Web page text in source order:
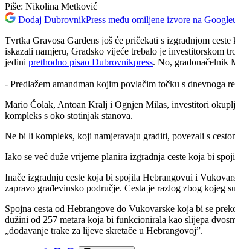
Piše: Nikolina Metković
Dodaj DubrovnikPress među omiljene izvore na
Tvrtka Gravosa Gardens još će pričekati s izgradnjom
iskazali namjeru, Gradsko vijeće trebalo je investitorskom
jedini prethodno pisao Dubrovnikpress. No, gradonačelnik
- Predlažem amandman kojim povlačim točku s dnevnoga
Mario Čolak, Antoan Kralj i Ognjen Milas, investitori
kompleks s oko stotinjak stanova.
Ne bi li kompleks, koji namjeravaju graditi, povezali s
Iako se već duže vrijeme planira izgradnja ceste koja bi
Inače izgradnju ceste koja bi spojila Hebrangovui i
zapravo građevinsko područje. Cesta je razlog zbog kojeg
Spojna cesta od Hebrangove do Vukovarske koja bi se
dužini od 257 metara koja bi funkcionirala kao slijepa
„dodavanje trake za lijeve skretače u Hebrangovoj”.